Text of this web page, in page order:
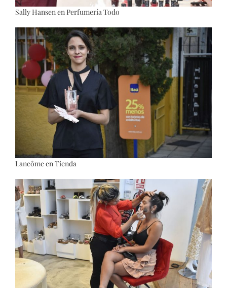
Sally Hansen en Perfumería Todo
Lancôme en Tienda